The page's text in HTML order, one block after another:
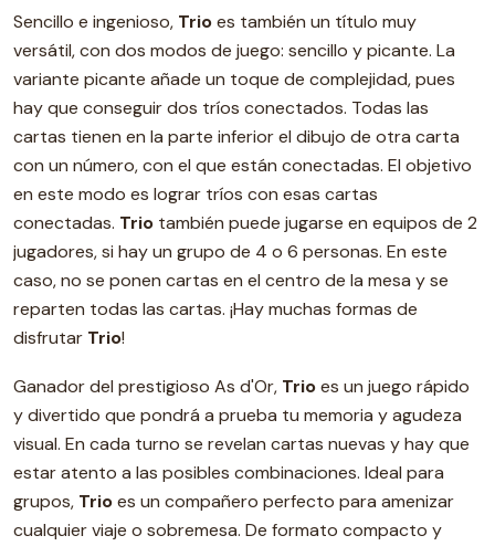
Sencillo e ingenioso, Trioes también un título muy
versátil, con dos modos de juego: sencillo y picante. La
variante picante añade un toque de complejidad, pues
hay que conseguir dos tríos conectados. Todas las
cartas tienen en la parte inferior el dibujo de otra carta
con un número, con el que están conectadas. El objetivo
en este modo es lograr tríos con esas cartas
conectadas. Trio también puede jugarse en equipos de 2
jugadores, si hay un grupo de 4 o 6 personas. En este
caso, no se ponen cartas en el centro de la mesa y se
reparten todas las cartas. ¡Hay muchas formas de
disfrutar Trio!
Ganador del prestigioso As d'Or, Trioes un juego rápido
y divertido que pondrá a prueba tu memoria y agudeza
visual. En cada turno se revelan cartas nuevas y hay que
estar atento a las posibles combinaciones. Ideal para
grupos, Trioes un compañero perfecto para amenizar
cualquier viaje o sobremesa. De formato compacto y